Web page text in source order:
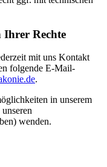
Rechte
mit uns Kontakt
folgende E-Mail-
.
in unserem
wenden.